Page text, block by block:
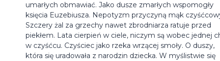
umarłych obmawiać. Jako dusze zmarłych wspomogły
księcia Euzebiusza. Nepotyzm przyczyną mąk
Szczery żal za grzechy nawet zbrodniarza ratuje przed
piekłem. Lata cierpień w ciele, niczym są wobec jednej
w czyśćcu. Czyściec jako rzeka wrzącej smoły. O duszy,
która się uradowała z narodzin dziecka. W myślistwie się